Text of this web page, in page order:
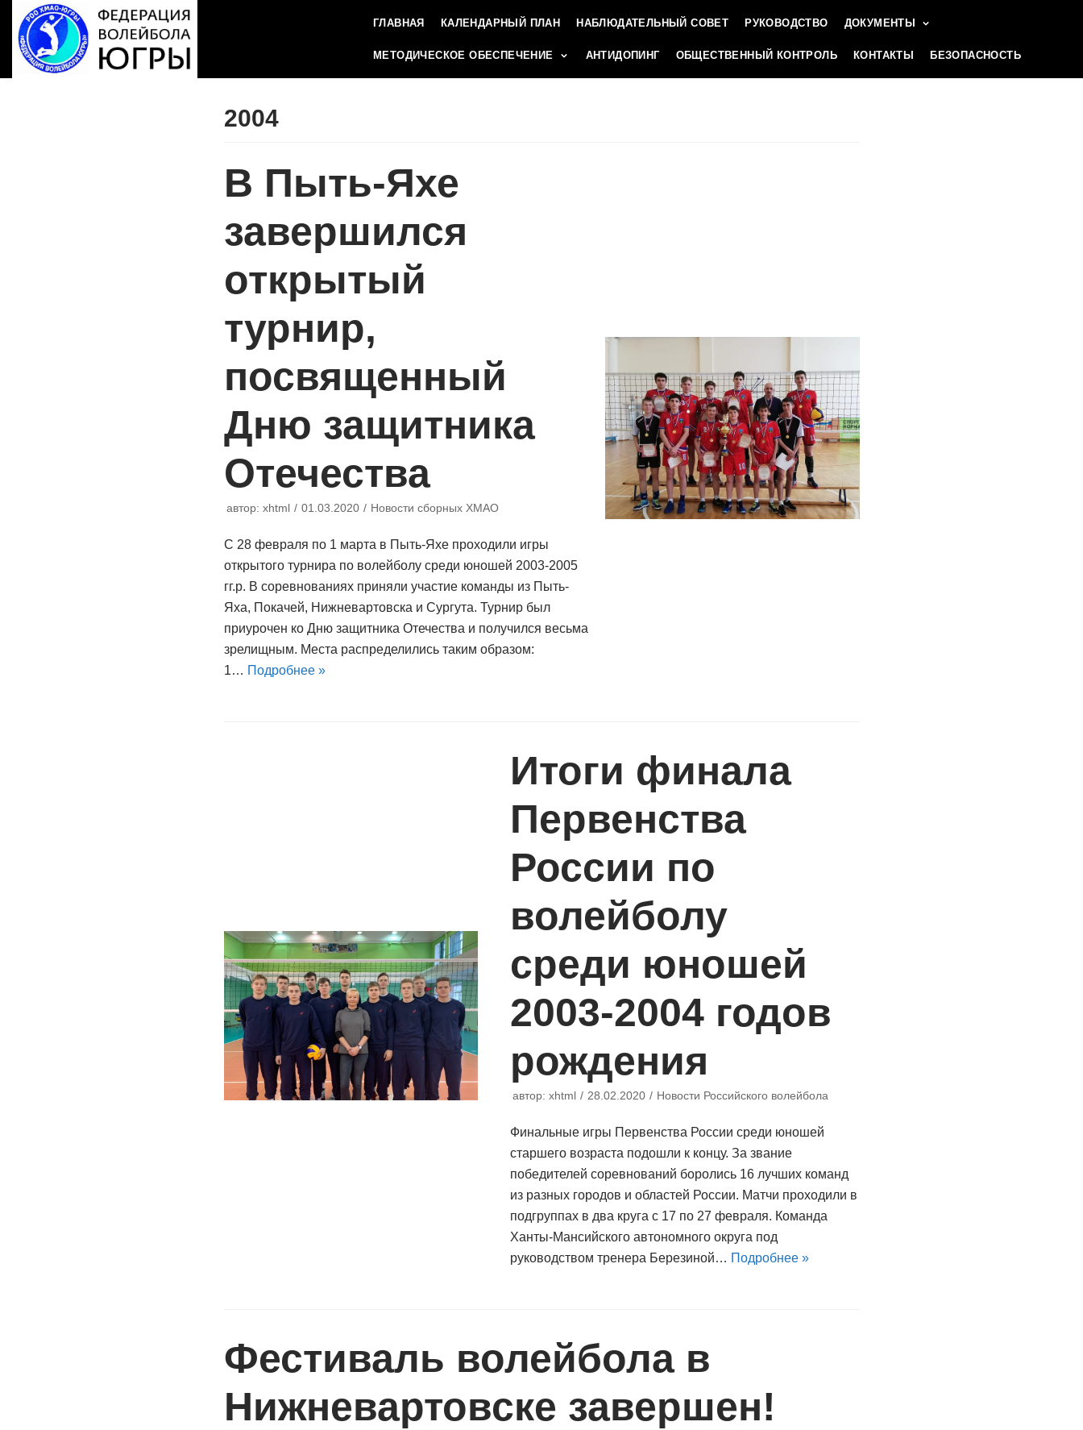
Перейти
к
содержимому
ГЛАВНАЯ КАЛЕНДАРНЫЙ ПЛАН НАБЛЮДАТЕЛЬНЫЙ СОВЕТ РУКОВОДСТВО ДОКУМЕНТЫ
МЕТОДИЧЕСКОЕ ОБЕСПЕЧЕНИЕ АНТИДОПИНГ ОБЩЕСТВЕННЫЙ КОНТРОЛЬ КОНТАКТЫ БЕЗОПАСНОСТЬ
2004
В Пыть-Яхе
завершился
открытый
турнир,
посвященный
Дню защитника
Отечества
автор: xhtml 01.03.2020 Новости сборных ХМАО
С 28 февраля по 1 марта в Пыть-Яхе проходили игры
открытого турнира по волейболу среди юношей 2003-2005
гг.р. В соревнованиях приняли участие команды из Пыть-
Яха, Покачей, Нижневартовска и Сургута. Турнир был
приурочен ко Дню защитника Отечества и получился весьма
зрелищным. Места распределились таким образом:
1… Подробнее »
Итоги финала
Первенства
России по
волейболу
среди юношей
2003-2004 годов
рождения
автор:xhtml 28.02.2020 Новости Российского волейбола
Финальные игры Первенства России среди юношей
старшего возраста подошли к концу. За звание
победителей соревнований боролись 16 лучших команд
из разных городов и областей России. Матчи проходили в
подгруппах в два круга с 17 по 27 февраля. Команда
Ханты-Мансийского автономного округа под
руководством тренера Березиной… Подробнее »
Фестиваль волейбола в
Нижневартовске завершен!